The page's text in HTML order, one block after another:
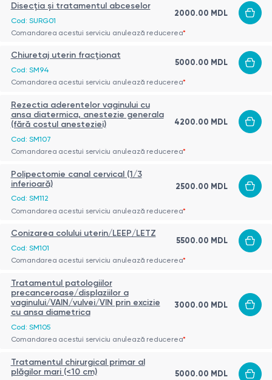
Disecţia şi tratamentul abceselor
Cod: SURG01
2000.00 MDL
Comandarea acestui serviciu anulează reducerea*
Chiuretaj uterin fracționat
Cod: SM94
5000.00 MDL
Comandarea acestui serviciu anulează reducerea*
Rezectia aderentelor vaginului cu
ansa diatermica, anestezie generala
(fără costul anesteziei)
Cod: SM107
4200.00 MDL
Comandarea acestui serviciu anulează reducerea*
Polipectomie canal cervical (1/3
inferioară)
Cod: SM112
2500.00 MDL
Comandarea acestui serviciu anulează reducerea*
Conizarea colului uterin/LEEP/LETZ
Cod: SM101
5500.00 MDL
Comandarea acestui serviciu anulează reducerea*
Tratamentul patologiilor
precanceroase/displaziilor a
vaginului/VAIN/vulvei/VIN prin excizie
cu ansa diametrica
Cod: SM105
3000.00 MDL
Comandarea acestui serviciu anulează reducerea*
Tratamentul chirurgical primar al
plăgilor mari (<10 cm)
5000.00 MDL